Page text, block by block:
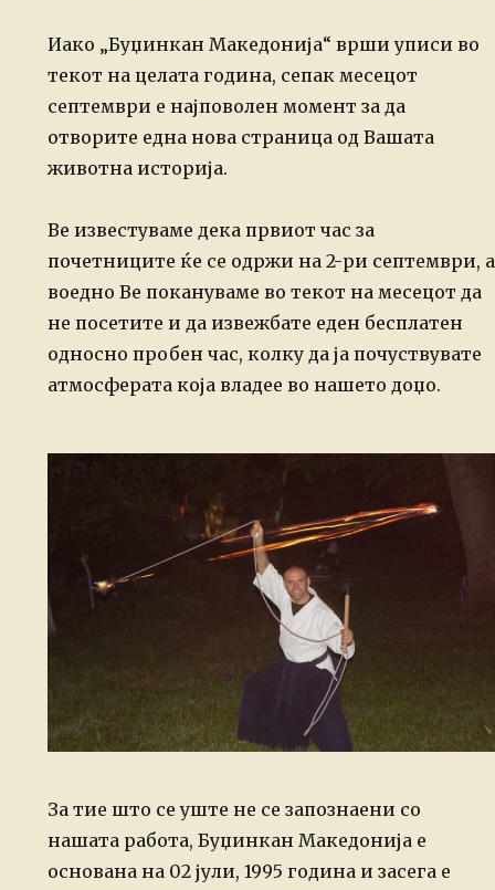
Иако „Буџинкан Македонија“ врши уписи во
текот на целата година, сепак месецот
септември е најповолен момент за да
отворите една нова страница од Вашата
животна историја.
Ве известуваме дека првиот час за
почетниците ќе се одржи на 2-ри септември, а
воедно Ве покануваме во текот на месецот да
не посетите и да извежбате еден бесплатен
односно пробен час, колку да ја почуствувате
атмосферата која владее во нашето доџо.
За тие што се уште не се запознаени со
нашата работа, Буџинкан Македонија е
основана на 02 јули, 1995 година и засега е